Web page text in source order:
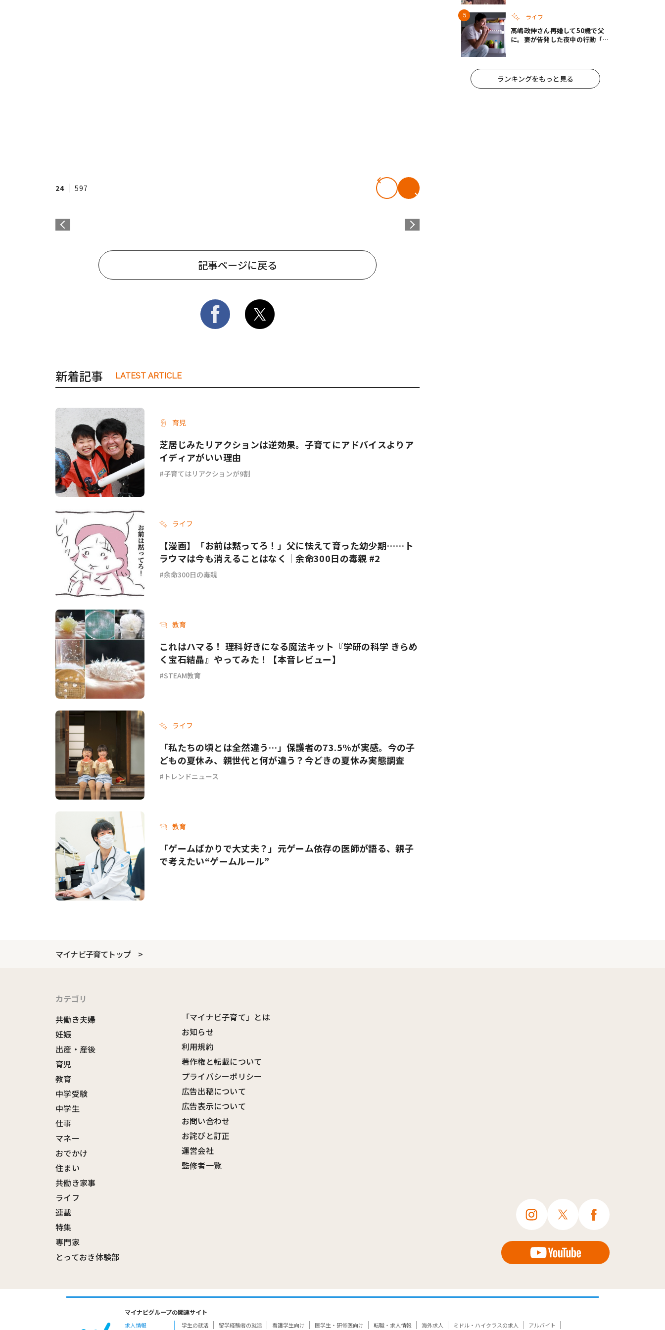
24 597
記事ページに戻る
新着記事 LATEST ARTICLE
育児
芝居じみたリアクションは逆効果。子育てにアドバイスよりア
イディアがいい理由
子育てはリアクションが9割
ライフ
【漫画】「お前は黙ってろ！」父に怯えて育った幼少期……ト
ラウマは今も消えることはなく｜余命300日の毒親 #2
余命300日の毒親
教育
これはハマる！ 理科好きになる魔法キット『学研の科学 きらめ
く宝石結晶』やってみた！【本音レビュー】
STEAM教育
ライフ
「私たちの頃とは全然違う…」保護者の73.5%が実感。今の子
どもの夏休み、親世代と何が違う？今どきの夏休み実態調査
トレンドニュース
教育
「ゲームばかりで大丈夫？」元ゲーム依存の医師が語る、親子
で考えたい“ゲームルール”
ライフ
高嶋政伸さん再婚して50歳で父
に。妻が告発した夜中の行動「こ
ランキングをもっと見る
マイナビ子育てトップ
カテゴリ
共働き夫婦
妊娠
出産・産後
育児
教育
中学受験
中学生
仕事
マネー
おでかけ
住まい
共働き家事
ライフ
連載
特集
専門家
とっておき体験部
「マイナビ子育て」とは
お知らせ
利用規約
著作権と転載について
プライバシーポリシー
広告出稿について
広告表示について
お問い合わせ
お詫びと訂正
運営会社
監修者一覧
マイナビグループの関連サイト
求人情報 学生の就活 留学経験者の就活 看護学生向け 医学生・研修医向け 転職・求人情報 海外求人 ミドル・ハイクラスの求人 アルバイト